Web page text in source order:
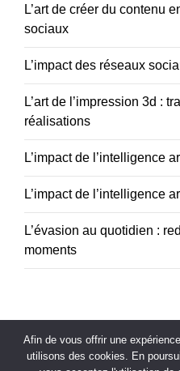
L’art de créer du contenu
sociaux
L’impact des réseaux
L’art de l’impression 3d :
réalisations
L’impact de l’intelligence
L’impact de l’intelligence
L’évasion au quotidien :
moments
Afin de vous offrir une
utilisons des cookies. En